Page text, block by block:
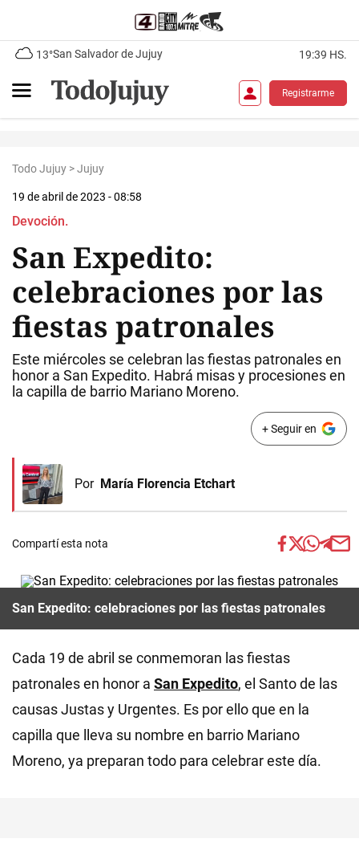
13°San Salvador de Jujuy 19:39 HS.
Registrarme
Todo Jujuy >Jujuy
19 de abril de 2023 - 08:58
Devoción.
San Expedito:
celebraciones por las
fiestas patronales
Este miércoles se celebran las fiestas patronales en
honor a San Expedito. Habrá misas y procesiones en
la capilla de barrio Mariano Moreno.
+ Seguir en
Por María Florencia Etchart
Compartí esta nota
San Expedito: celebraciones por las fiestas patronales
Cada 19 de abril se conmemoran las fiestas
patronales en honor a San Expedito, el Santo de las
causas Justas y Urgentes. Es por ello que en la
capilla que lleva su nombre en barrio Mariano
Moreno, ya preparan todo para celebrar este día.